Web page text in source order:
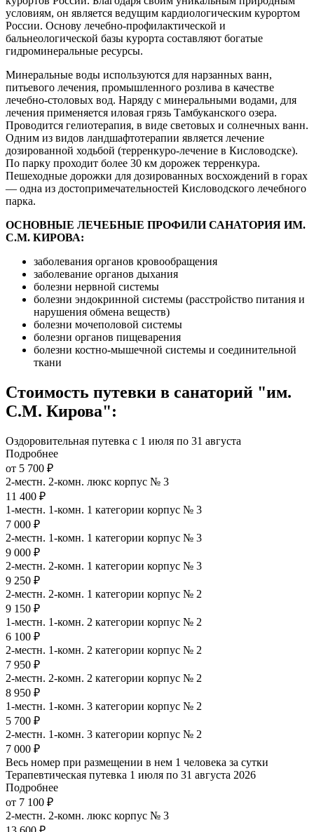
условиям, он является ведущим кардиологическим курортом
России. Основу лечебно-профилактической и
бальнеологической базы курорта составляют богатые
гидроминеральные ресурсы.
Минеральные воды используются для нарзанных ванн,
питьевого лечения, промышленного розлива в качестве
лечебно-столовых вод. Наряду с минеральными водами, для
лечения применяется иловая грязь Тамбуканского озера.
Проводится гелиотерапия, в виде световых и солнечных ванн.
Одним из видов ландшафтотерапии является лечение
дозированной ходьбой (терренкуро-лечение в Кисловодске).
По парку проходит более 30 км дорожек терренкура.
Пешеходные дорожки для дозированных восхождений в горах
— одна из достопримечательностей Кисловодского лечебного
парка.
ОСНОВНЫЕ ЛЕЧЕБНЫЕ ПРОФИЛИ САНАТОРИЯ ИМ.
С.М. КИРОВА:
заболевания органов кровообращения
заболевание органов дыхания
болезни нервной системы
болезни эндокринной системы (расстройство питания и
нарушения обмена веществ)
болезни мочеполовой системы
болезни органов пищеварения
болезни костно-мышечной системы и соединительной
ткани
Стоимость путевки в санаторий "им.
С.М. Кирова":
Оздоровительная путевка с 1 июля по 31 августа
Подробнее
от 5 700 ₽
2-местн. 2-комн. люкс корпус № 3
11 400 ₽
1-местн. 1-комн. 1 категории корпус № 3
7 000 ₽
2-местн. 1-комн. 1 категории корпус № 3
9 000 ₽
2-местн. 2-комн. 1 категории корпус № 3
9 250 ₽
2-местн. 2-комн. 1 категории корпус № 2
9 150 ₽
1-местн. 1-комн. 2 категории корпус № 2
6 100 ₽
2-местн. 1-комн. 2 категории корпус № 2
7 950 ₽
2-местн. 2-комн. 2 категории корпус № 2
8 950 ₽
1-местн. 1-комн. 3 категории корпус № 2
5 700 ₽
2-местн. 1-комн. 3 категории корпус № 2
7 000 ₽
Весь номер при размещении в нем 1 человека за сутки
Терапевтическая путевка 1 июля по 31 августа 2026
Подробнее
от 7 100 ₽
2-местн. 2-комн. люкс корпус № 3